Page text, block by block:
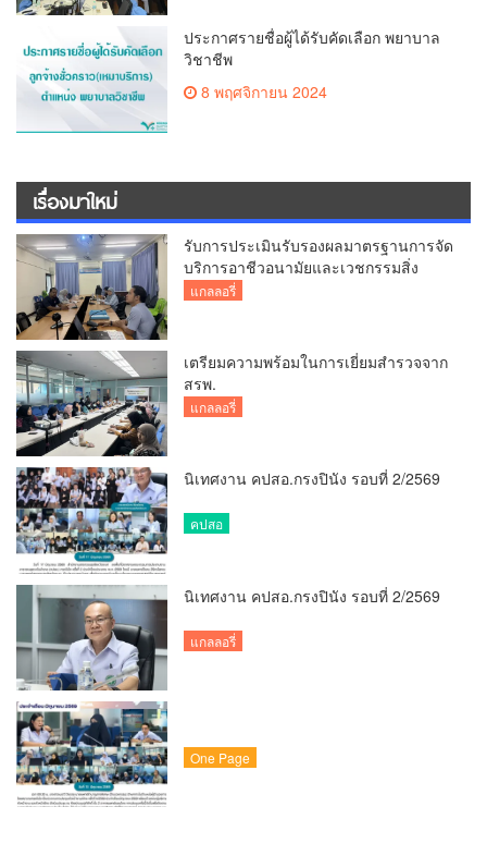
ประกาศรายชื่อผู้ได้รับคัดเลือก พยาบาล
วิชาชีพ
8 พฤศจิกายน 2024
เรื่องมาใหม่
รับการประเมินรับรองผลมาตรฐานการจัด
บริการอาชีวอนามัยและเวชกรรมสิ่ง
แวดล้อม
แกลลอรี่
เตรียมความพร้อมในการเยี่ยมสำรวจจาก
สรพ.
แกลลอรี่
นิเทศงาน คปสอ.กรงปินัง รอบที่ 2/2569
คปสอ
นิเทศงาน คปสอ.กรงปินัง รอบที่ 2/2569
แกลลอรี่
One Page